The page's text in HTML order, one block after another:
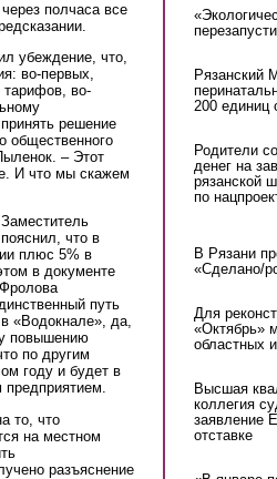
полчаса все
убеждение, что,
во-первых,
тарифов, во-
решение
общественного
– Этот
И что мы скажем
что в
плюс 5% в
в документе
путь
«Водокнале», да,
повышению
по другим
году и будет в
то, что
на местном
разъяснение
Рязанский
200 единиц
Родители
денег на
рязанской
по
В Рязани
«Сделано/
Для
«Октябрь»
областных
Высшая
коллегия
заявление
отставке